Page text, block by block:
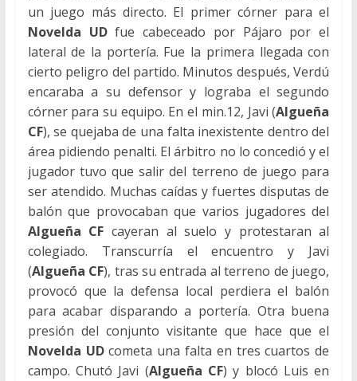
un juego más directo. El primer córner para el
Novelda UDfue cabeceado por Pájaro por el
lateral de la portería. Fue la primera llegada con
cierto peligro del partido. Minutos después, Verdú
encaraba a su defensor y lograba el segundo
córner para su equipo. En el min.12, Javi (Algueña
CF), se quejaba de una falta inexistente dentro del
área pidiendo penalti. El árbitro no lo concedió y el
jugador tuvo que salir del terreno de juego para
ser atendido. Muchas caídas y fuertes disputas de
balón que provocaban que varios jugadores del
Algueña CF cayeran al suelo y protestaran al
colegiado. Transcurría el encuentro y Javi
(Algueña CF), tras su entrada al terreno de juego,
provocó que la defensa local perdiera el balón
para acabar disparando a portería. Otra buena
presión del conjunto visitante que hace que el
Novelda UDcometa una falta en tres cuartos de
campo. Chutó Javi (Algueña CF) y blocó Luis en